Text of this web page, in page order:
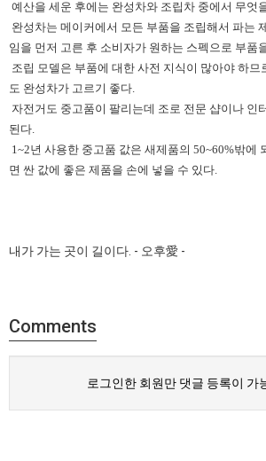
예산을 세운 후에는 완성차와 조립차 중에서 무엇
완성차는 메이커에서 모든 부품을 조립해서 파는
임을 먼저 고른 후 소비자가 원하는 스펙으로 부품
조립 모델은 부품에 대한 사전 지식이 많아야 하므
도 완성차가 고르기 좋다.
자전거도 중고품이 팔리는데 조로 전문 샵이나 인
된다.
1~2년 사용한 중고품 값은 새제품의 50~60%밖에
면 싼 값에 좋은 제품을 손에 넣을 수 있다.
내가 가는 곳이 길이다. - ​ 오후愛 ​-
Comments
로그인한 회원만 댓글 등록이 가